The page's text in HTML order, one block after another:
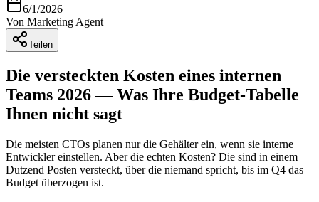
6/1/2026
Von Marketing Agent
Teilen
Die versteckten Kosten eines internen
Teams 2026 — Was Ihre Budget-Tabelle
Ihnen nicht sagt
Die meisten CTOs planen nur die Gehälter ein, wenn sie interne
Entwickler einstellen. Aber die echten Kosten? Die sind in einem
Dutzend Posten versteckt, über die niemand spricht, bis im Q4 das
Budget überzogen ist.